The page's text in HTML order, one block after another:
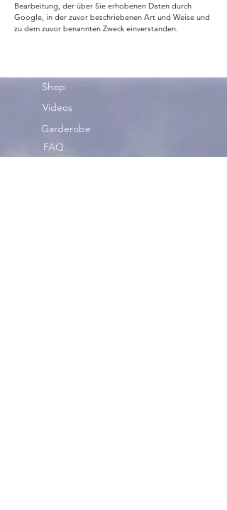
Bearbeitung, der über Sie erhobenen Daten durch
Google, in der zuvor beschriebenen Art und Weise und
zu dem zuvor benannten Zweck einverstanden.
Shop
Videos
Garderobe
FAQ